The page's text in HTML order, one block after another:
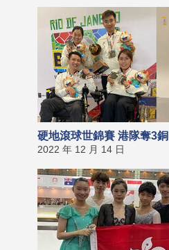
硬地滾球世錦賽 港隊奪3銅
2022 年 12 月 14 日